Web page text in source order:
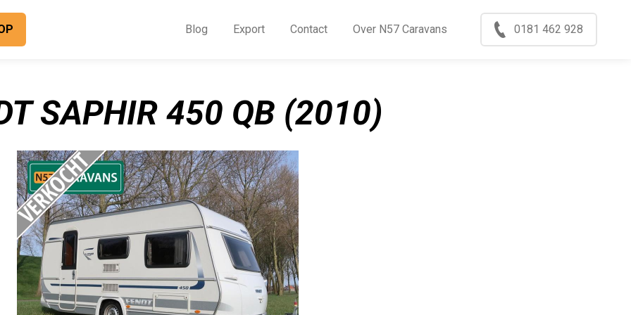
Blog Export Contact Over N57 Caravans 0181 462 928
SAPHIR 450 QB (2010)
Blog